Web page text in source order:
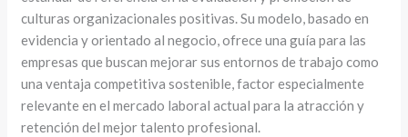
culturas organizacionales positivas. Su modelo, basado en
evidencia y orientado al negocio, ofrece una guía para las
empresas que buscan mejorar sus entornos de trabajo como
una ventaja competitiva sostenible, factor especialmente
relevante en el mercado laboral actual para la atracción y
retención del mejor talento profesional.